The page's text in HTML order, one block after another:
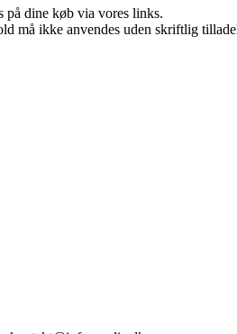
på dine køb via vores links.
må ikke anvendes uden skriftlig